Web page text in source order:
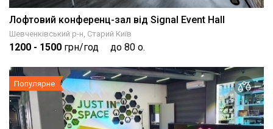
Лофтовий конференц-зал від Signal Event Hall
Шевченківський р-н, Старий Київ
1200 - 1500 грн/год до 80 о.
Популярне